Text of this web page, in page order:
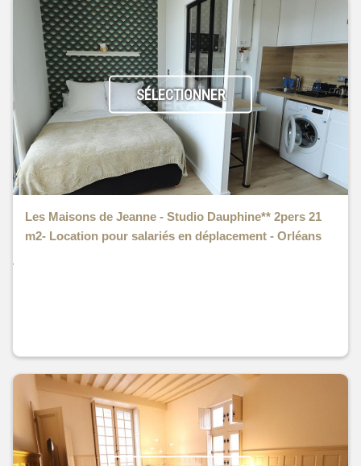
SÉLECTIONNER
Les Maisons de Jeanne - Studio Dauphine** 2pers 21
m2- Location pour salariés en déplacement - Orléans